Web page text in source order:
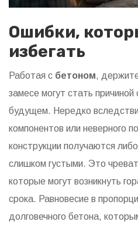
Ошибки,
избегать
Работая с бетоном,
замесе могут стать
будущем. Нередко
компонентов или неверного
конструкции получаются
слишком густыми. Это
которые могут возникнуть
срока. Равновесие в
долговечного бетона,